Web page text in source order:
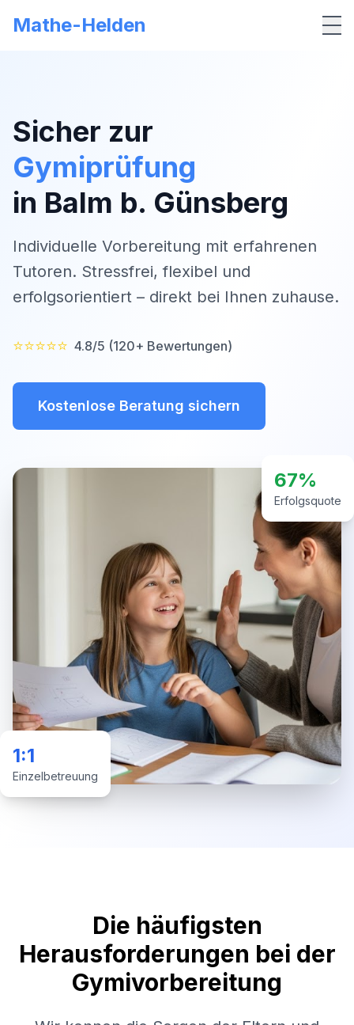
Mathe-Helden
Sicher zur
Gymiprüfung
in Balm b. Günsberg
Individuelle Vorbereitung mit erfahrenen
Tutoren. Stressfrei, flexibel und
erfolgsorientiert – direkt bei Ihnen zuhause.
⭐⭐⭐⭐⭐ 4.8/5 (120+ Bewertungen)
Kostenlose Beratung sichern
67%
Erfolgsquote
1:1
Einzelbetreuung
Die häufigsten
Herausforderungen bei der
Gymivorbereitung